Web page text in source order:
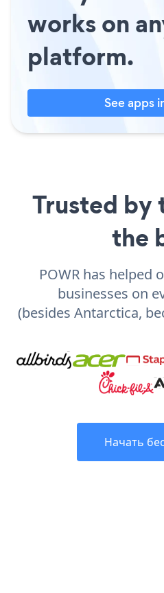
works on
platform.
See apps
Trusted by
the
POWR has helped
businesses on
(besides Antarctica,
Начать